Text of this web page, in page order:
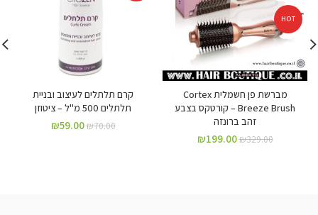
HOT
מברשת פן חשמלית Cortex
Breeze Brush – קורטקס בצבע
זהב ברונזה
₪329.00
₪199.00
קרם תלתלים לעיצוב ובניית
תלתלים 500 מ"ל – ציטוזן
₪70.00
₪59.00